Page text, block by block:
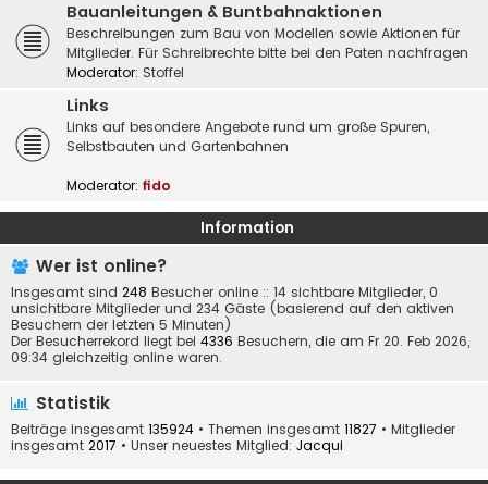
Bauanleitungen & Buntbahnaktionen
Beschreibungen zum Bau von Modellen sowie Aktionen für
Mitglieder. Für Schreibrechte bitte bei den Paten nachfragen
Moderator: Stoffel
Links
Links auf besondere Angebote rund um große Spuren,
Selbstbauten und Gartenbahnen
Moderator: fido
Information
Wer ist online?
Insgesamt sind 248 Besucher online :: 14 sichtbare Mitglieder, 0
unsichtbare Mitglieder und 234 Gäste (basierend auf den aktiven
Besuchern der letzten 5 Minuten)
Der Besucherrekord liegt bei 4336 Besuchern, die am Fr 20. Feb 2026,
09:34 gleichzeitig online waren.
Statistik
Beiträge insgesamt 135924 • Themen insgesamt 11827 • Mitglieder
insgesamt 2017 • Unser neuestes Mitglied: Jacqui